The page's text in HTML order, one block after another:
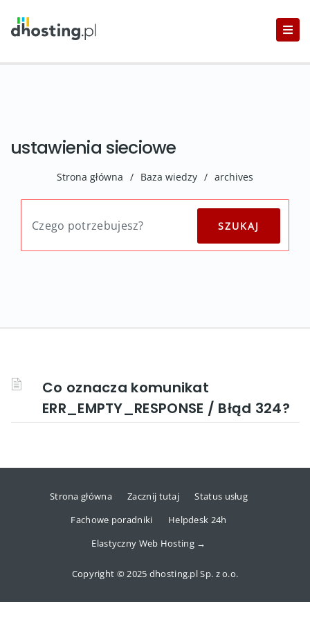
ustawienia sieciowe
Strona główna / Baza wiedzy / archives
Co oznacza komunikat
ERR_EMPTY_RESPONSE / Błąd 324?
Strona główna Zacznij tutaj
Status usług
Fachowe poradniki
Helpdesk 24h
Elastyczny Web Hosting →
Copyright © 2025 dhosting.pl Sp. z o.o.